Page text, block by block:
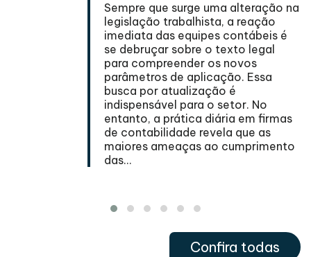
Sempre que surge uma alteração na
legislação trabalhista, a reação
imediata das equipes contábeis é
se debruçar sobre o texto legal
para compreender os novos
parâmetros de aplicação. Essa
busca por atualização é
indispensável para o setor. No
entanto, a prática diária em firmas
de contabilidade revela que as
maiores ameaças ao cumprimento
das...
Confira todas